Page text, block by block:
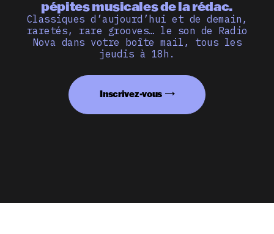
pépites musicales de la rédac.
Classiques d’aujourd’hui et de demain,
raretés, rare grooves… le son de Radio
Nova dans votre boîte mail, tous les
jeudis à 18h.
Inscrivez-vous